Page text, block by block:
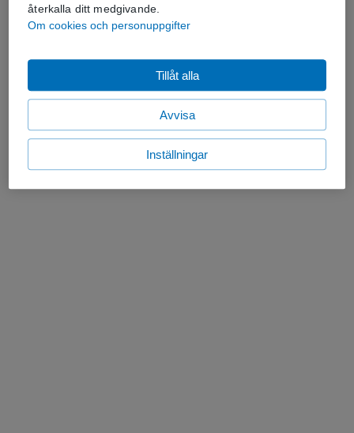
återkalla ditt medgivande.
Om cookies och personuppgifter
Avvisa
Tillåt alla
Inställningar